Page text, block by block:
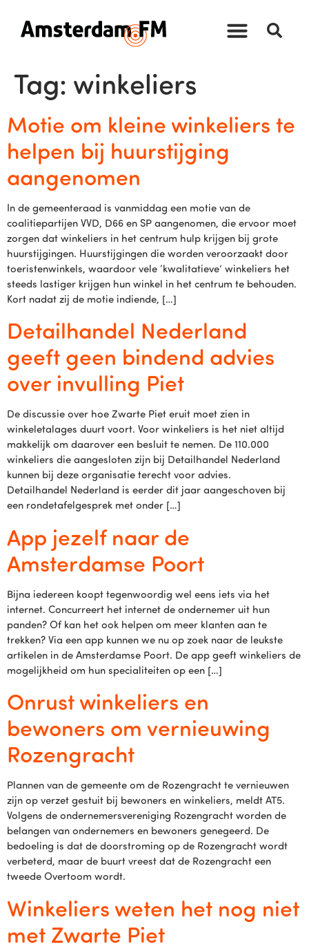
Tag: winkeliers
Motie om kleine winkeliers te
helpen bij huurstijging
aangenomen
In de gemeenteraad is vanmiddag een motie van de
coalitiepartijen VVD, D66 en SP aangenomen, die ervoor moet
zorgen dat winkeliers in het centrum hulp krijgen bij grote
huurstijgingen. Huurstijgingen die worden veroorzaakt door
toeristenwinkels, waardoor vele ‘kwalitatieve’ winkeliers het
steeds lastiger krijgen hun winkel in het centrum te behouden.
Kort nadat zij de motie indiende, […]
Detailhandel Nederland
geeft geen bindend advies
over invulling Piet
De discussie over hoe Zwarte Piet eruit moet zien in
winkeletalages duurt voort. Voor winkeliers is het niet altijd
makkelijk om daarover een besluit te nemen. De 110.000
winkeliers die aangesloten zijn bij Detailhandel Nederland
kunnen bij deze organisatie terecht voor advies.
Detailhandel Nederland is eerder dit jaar aangeschoven bij
een rondetafelgesprek met onder […]
App jezelf naar de
Amsterdamse Poort
Bijna iedereen koopt tegenwoordig wel eens iets via het
internet. Concurreert het internet de ondernemer uit hun
panden? Of kan het ook helpen om meer klanten aan te
trekken? Via een app kunnen we nu op zoek naar de leukste
artikelen in de Amsterdamse Poort. De app geeft winkeliers de
mogelijkheid om hun specialiteiten op een […]
Onrust winkeliers en
bewoners om vernieuwing
Rozengracht
Plannen van de gemeente om de Rozengracht te vernieuwen
zijn op verzet gestuit bij bewoners en winkeliers, meldt AT5.
Volgens de ondernemersvereniging Rozengracht worden de
belangen van ondernemers en bewoners genegeerd. De
bedoeling is dat de doorstroming op de Rozengracht wordt
verbeterd, maar de buurt vreest dat de Rozengracht een
tweede Overtoom wordt.
Winkeliers weten het nog niet
met Zwarte Piet